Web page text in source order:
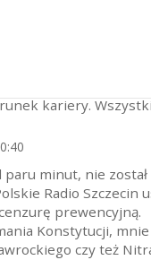
to realizował ze
awansów
najlepiej mu
kariery.
minut, nie
Radio Szczecin
prewencyjną.
Konstytucji,
czy też